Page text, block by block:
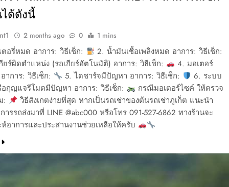
ด้ดังนี้
2 months ago 0 1 mins
อรี่หมด อาการ: วิธีเช็ก:
2. น้ำมันเชื้อเพลิงหมด อาการ: วิธีเช็ก:
ยร์ผิดตำแหน่ง (รถเกียร์อัตโนมัติ) อาการ: วิธีเช็ก:
4. มอเตอร์
าการ: วิธีเช็ก:
5. ไดชาร์จมีปัญหา อาการ: วิธีเช็ก:
6. ระบบ
กุญแจรีโมตมีปัญหา อาการ: วิธีเช็ก:
กรณีมอเตอร์ไซค์ ให้ตรวจ
:
วิธีสังเกตง่ายที่สุด หากเป็นรถเช่าของต้นรถเช่าภูเก็ต แนะนำ
ารรถส่งมาที่ LINE @abc000 หรือโทร 091-527-6862 ทางร้านจะ
ห์อาการและประสานงานช่วยเหลือให้ครับ